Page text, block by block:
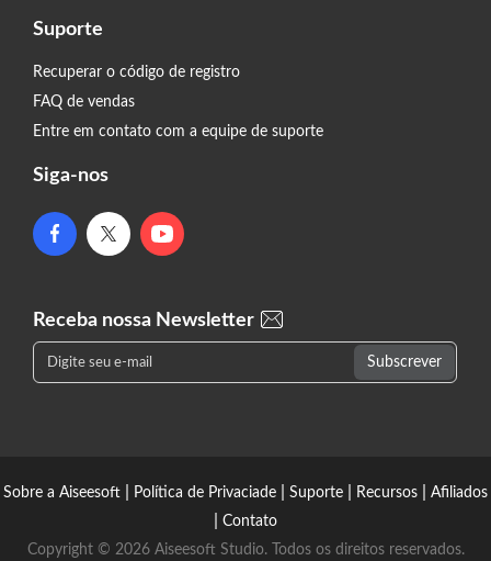
Suporte
Recuperar o código de registro
FAQ de vendas
Entre em contato com a equipe de suporte
Siga-nos
Receba nossa Newsletter
Sobre a Aiseesoft Política de Privaciade Suporte Recursos Afiliados
Contato
Copyright © 2026 Aiseesoft Studio. Todos os direitos reservados.